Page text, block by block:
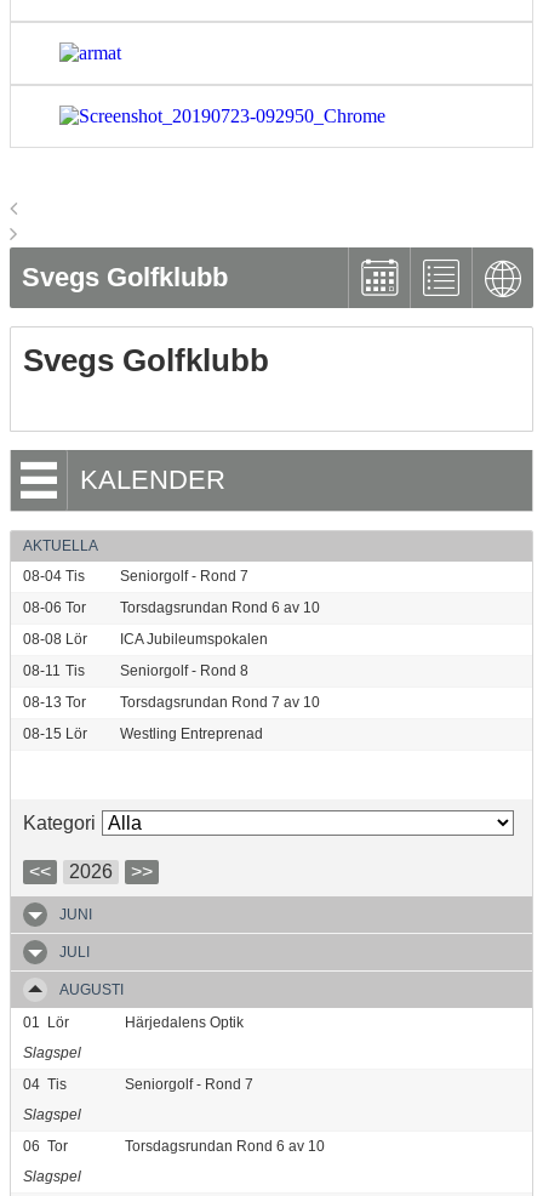
Svegs Golfklubb
Svegs Golfklubb
KALENDER
AKTUELLA
08-04 Tis
Seniorgolf - Rond 7
08-06 Tor
Torsdagsrundan Rond 6 av 10
08-08 Lör
ICA Jubileumspokalen
08-11 Tis
Seniorgolf - Rond 8
08-13 Tor
Torsdagsrundan Rond 7 av 10
08-15 Lör Westling Entreprenad
Kategori
<< 2026 >>
JUNI
JULI
AUGUSTI
01
Lör
Härjedalens Optik
Slagspel
04 Tis
Seniorgolf - Rond 7
Slagspel
06 Tor
Torsdagsrundan Rond 6 av 10
Slagspel